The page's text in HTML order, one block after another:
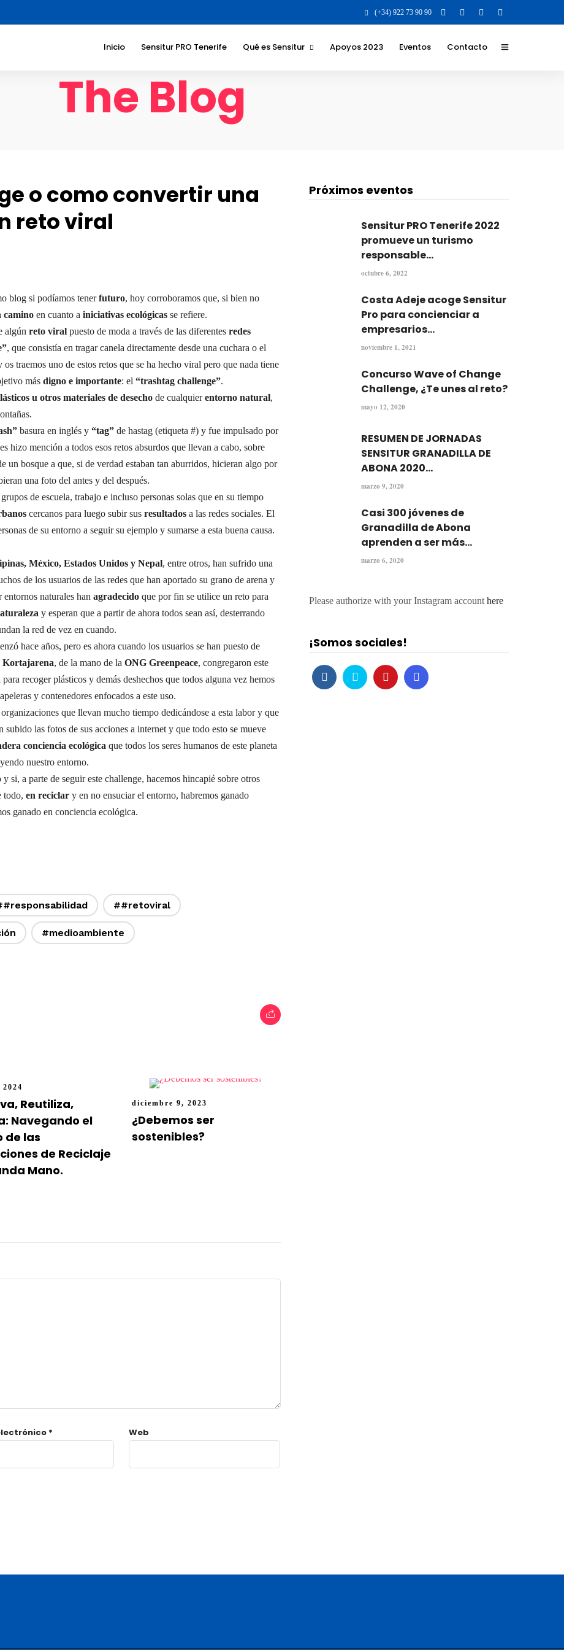
(+34) 922 73 90 90
Inicio Sensitur PRO Tenerife Qué es Sensitur
Responsabilidad Social
Apoyos 2023 Eventos Contacto
The Blog
o como convertir una
reto viral
blog si podíamos tenerfuturo, hoy corroboramos que, si bien no
camino en cuanto a iniciativas ecológicas se refiere.
algún reto viral puesto de moda a través de las diferentes redes
, que consistía en tragar canela directamente desde una cuchara o el
traemos uno de estos retos que se ha hecho viral pero que nada tiene
más digno e importante: el “trashtag challenge”.
u otros materiales de desecho de cualquierentorno natural,
basura en inglés y “tag” de hastag (etiqueta #) y fue impulsado por
hizo mención a todos esos retos absurdos que llevan a cabo, sobre
un bosque a que, si de verdad estaban tan aburridos, hicieran algo por
una foto del antes y del después.
de escuela, trabajo e incluso personas solas que en su tiempo
cercanos para luego subir sus resultados a las redes sociales. El
de su entorno a seguir su ejemplo y sumarse a esta buena causa.
México, Estados Unidos y Nepal, entre otros, han sufrido una
de los usuarios de las redes que han aportado su grano de arena y
naturales han agradecido que por fin se utilice un reto para
y esperan que a partir de ahora todos sean así, desterrando
la red de vez en cuando.
hace años, pero es ahora cuando los usuarios se han puesto de
Kortajarena, de la mano de la ONG Greenpeace, congregaron este
para recoger plásticos y demás deshechos que todos alguna vez hemos
y contenedores enfocados a este uso.
que llevan mucho tiempo dedicándose a esta labor y que
subido las fotos de sus acciones a internet y que todo esto se mueve
conciencia ecológica que todos los seres humanos de este planeta
nuestro entorno.
si, a parte de seguir este challenge, hacemos hincapié sobre otros
todo, en reciclar y en no ensuciar el entorno, habremos ganado
ganado en conciencia ecológica.
##retoviral
#medioambiente
Reutiliza,
Navegando el
de las
de Reciclaje
Mano.
diciembre 9, 2023
¿Debemos ser
sostenibles?
* Web
Próximos eventos
Sensitur PRO Tenerife 2022
promueve un turismo
responsable...
octubre 6, 2022
Costa Adeje acoge Sensitur
Pro para concienciar a
empresarios...
noviembre 1, 2021
Concurso Wave of Change
Challenge, ¿Te unes al reto?
mayo 12, 2020
RESUMEN DE JORNADAS
SENSITUR GRANADILLA DE
ABONA 2020...
marzo 9, 2020
Casi 300 jóvenes de
Granadilla de Abona
aprenden a ser más...
marzo 6, 2020
Please authorize with your Instagram accounthere
¡Somos sociales!